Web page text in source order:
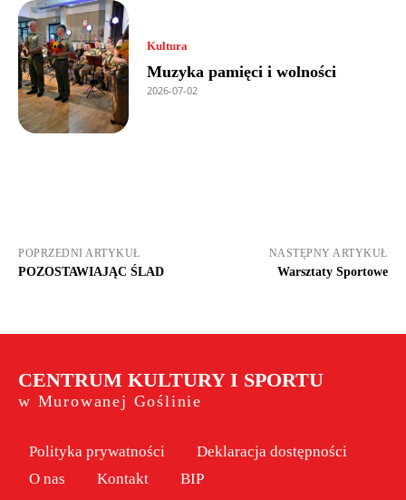
Kultura
Muzyka pamięci i wolności
2026-07-02
POPRZEDNI ARTYKUŁ
POZOSTAWIAJĄC ŚLAD
NASTĘPNY ARTYKUŁ
Warsztaty Sportowe
CENTRUM KULTURY I SPORTU
w Murowanej Goślinie
Polityka prywatności
Deklaracja dostępności
O nas
Kontakt BIP